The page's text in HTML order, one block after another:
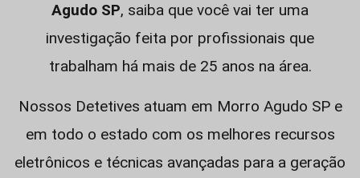
Agudo SP, saiba que você vai ter uma
investigação feita por profissionais que
trabalham há mais de 25 anos na área.
Nossos Detetives atuam em Morro Agudo SP e
em todo o estado com os melhores recursos
eletrônicos e técnicas avançadas para a geração